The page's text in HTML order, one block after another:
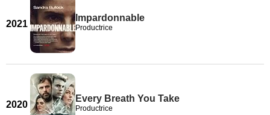
2021
Impardonnable
Productrice
2020
Every Breath You Take
Productrice